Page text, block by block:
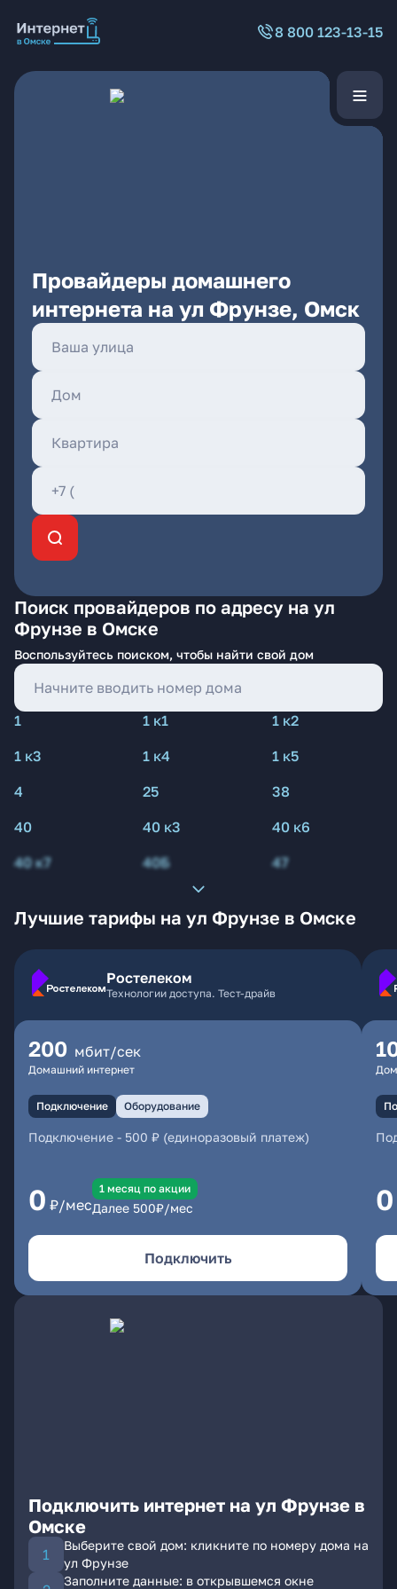
8 800 123-13-15
Провайдеры домашнего
интернета на ул Фрунзе, Омск
Поиск провайдеров по адресу на ул
Фрунзе в Омске
Воспользуйтесь поиском, чтобы найти свой дом
1 1 к1
1 к2
1 к3
1 к4
1 к5
4
25
38
40
40 к3
40 к6
40 к7
40Б 47
Лучшие тарифы на ул Фрунзе в Омске
Ростелеком
Технологии доступа. Тест-драйв
200 мбит/сек
Домашний интернет
Подключение Оборудование
Подключение - 500 ₽ (единоразовый платеж)
0 ₽/мес
1 месяц по акции
Далее 500₽/мес
Подключить
0
Подключить интернет на ул Фрунзе в
Омске
Выберите свой дом: кликните по номеру дома на
ул Фрунзе
Заполните данные: в открывшемся окне